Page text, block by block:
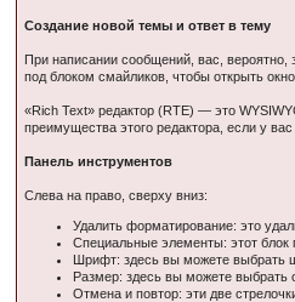
Создание новой темы и ответ в тему
При написании сообщений, вас,
под блоком смайликов, чтобы открыть
«Rich Text» редактор (RTE) — это
преимущества этого редактора, если у
Панель инструментов
Слева на право, сверху вниз:
Удалить форматирование: это
Специальные элементы: этот блок
Шрифт: здесь вы можете выбрать
Размер: здесь вы можете выбрать
Отмена и повтор: эти две